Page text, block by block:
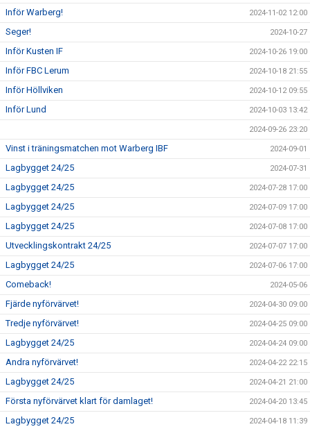
Inför Warberg! 2024-11-02 12:00
Seger! 2024-10-27
Inför Kusten IF 2024-10-26 19:00
Inför FBC Lerum 2024-10-18 21:55
Inför Höllviken 2024-10-12 09:55
Inför Lund 2024-10-03 13:42
2024-09-26 23:20
Vinst i träningsmatchen mot Warberg IBF 2024-09-01
Lagbygget 24/25 2024-07-31
Lagbygget 24/25 2024-07-28 17:00
Lagbygget 24/25 2024-07-09 17:00
Lagbygget 24/25 2024-07-08 17:00
Utvecklingskontrakt 24/25 2024-07-07 17:00
Lagbygget 24/25 2024-07-06 17:00
Comeback! 2024-05-06
Fjärde nyförvärvet! 2024-04-30 09:00
Tredje nyförvärvet! 2024-04-25 09:00
Lagbygget 24/25 2024-04-24 09:00
Andra nyförvärvet! 2024-04-22 22:15
Lagbygget 24/25 2024-04-21 21:00
Första nyförvärvet klart för damlaget! 2024-04-20 13:45
Lagbygget 24/25 2024-04-18 11:39